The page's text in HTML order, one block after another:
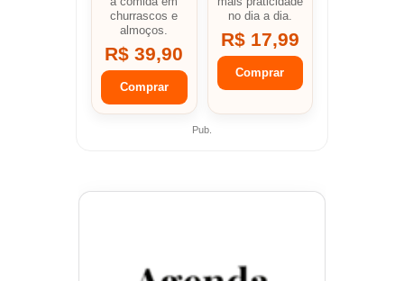
churrascos e
almoços.
R$ 39,90
Comprar
no dia a dia.
R$ 17,99
Comprar
Pub.